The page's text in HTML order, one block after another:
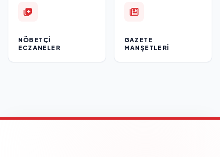
NÖBETÇI
ECZANELER
GAZETE
MANŞETLERI